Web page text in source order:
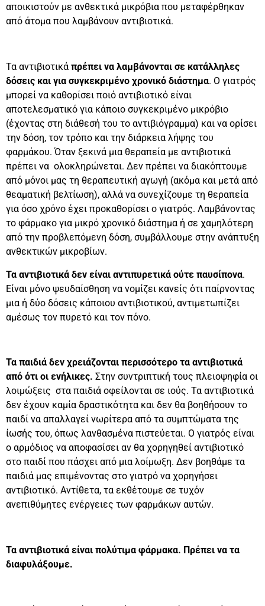
αποικιστούν με ανθεκτικά μικρόβια που μεταφέρθηκαν
από άτομα που λαμβάνουν αντιβιοτικά.
Τα αντιβιοτικά πρέπει να λαμβάνονται σε κατάλληλες
δόσεις και για συγκεκριμένο χρονικό διάστημα. Ο γιατρός
μπορεί να καθορίσει ποιό αντιβιοτικό είναι
αποτελεσματικό για κάποιο συγκεκριμένο μικρόβιο
(έχοντας στη διάθεσή του το αντιβιόγραμμα) και να ορίσει
την δόση, τον τρόπο και την διάρκεια λήψης του
φαρμάκου. Όταν ξεκινά μια θεραπεία με αντιβιοτικά
πρέπει να ολοκληρώνεται. Δεν πρέπει να διακόπτουμε
από μόνοι μας τη θεραπευτική αγωγή (ακόμα και μετά από
θεαματική βελτίωση), αλλά να συνεχίζουμε τη θεραπεία
για όσο χρόνο έχει προκαθορίσει ο γιατρός. Λαμβάνοντας
το φάρμακο για μικρό χρονικό διάστημα ή σε χαμηλότερη
από την προβλεπόμενη δόση, συμβάλλουμε στην ανάπτυξη
ανθεκτικών μικροβίων.
Τα αντιβιοτικά δεν είναι αντιπυρετικά ούτε παυσίπονα.
Είναι μόνο ψευδαίσθηση να νομίζει κανείς ότι παίρνοντας
μια ή δύο δόσεις κάποιου αντιβιοτικού, αντιμετωπίζει
αμέσως τον πυρετό και τον πόνο.
Τα παιδιά δεν χρειάζονται περισσότερο τα αντιβιοτικά
από ότι οι ενήλικες. Στην συντριπτική τους πλειοψηφία οι
λοιμώξεις στα παιδιά οφείλονται σε ιούς. Τα αντιβιοτικά
δεν έχουν καμία δραστικότητα και δεν θα βοηθήσουν το
παιδί να απαλλαγεί νωρίτερα από τα συμπτώματα της
ίωσής του, όπως λανθασμένα πιστεύεται. Ο γιατρός είναι
ο αρμόδιος να αποφασίσει αν θα χορηγηθεί αντιβιοτικό
στο παιδί που πάσχει από μια λοίμωξη. Δεν βοηθάμε τα
παιδιά μας επιμένοντας στο γιατρό να χορηγήσει
αντιβιοτικό. Αντίθετα, τα εκθέτουμε σε τυχόν
ανεπιθύμητες ενέργειες των φαρμάκων αυτών.
Τα αντιβιοτικά είναι πολύτιμα φάρμακα. Πρέπει να τα
διαφυλάξουμε.